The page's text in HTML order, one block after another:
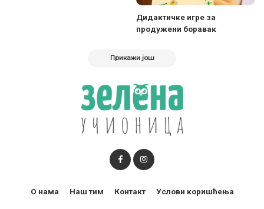
Дидактичке игре за
продужени боравак
Прикажи још
О нама Наш тим Контакт Услови коришћења